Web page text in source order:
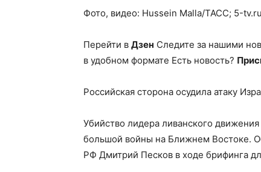
Фото, видео: Hussein Malla/ТАСС; 5-tv.ru
Перейти в Дзен Следите за нашими
в удобном формате Есть новость?
Российская сторона осудила атаку
Убийство лидера ливанского
большой войны на Ближнем Востоке.
РФ Дмитрий Песков в ходе брифинга